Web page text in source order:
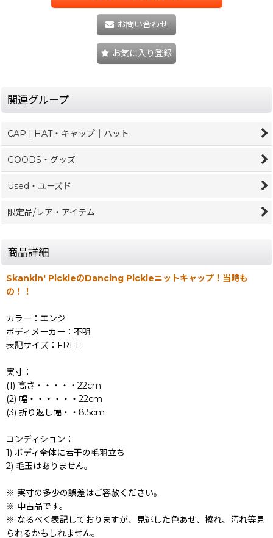
お問い合わせ
お気に入り登録
関連グループ
CAP | HAT・キャップ｜ハット
GOODS・グッズ
Used・ユーズド
限定品/レア・アイテム
商品詳細
Skankin' PickleのDancing Pickleニットキャップ！当時も
の！！
カラー：エンジ
ボディメーカー：不明
表記サイズ：FREE
実寸：
(1) 高さ・・・・・22cm
(2) 幅・・・・・・22cm
(3) 折り返し幅・・8.5cm
コンディション：
1) ボディ全体に若干の毛羽立ち
2) 毛玉はありません。
※ 実寸の多少の誤差はご容赦ください。
※ 中古品です。
※ なるべく表記しておりますが、見逃した色あせ、擦れ、汚れ等見
られるかもしれません。